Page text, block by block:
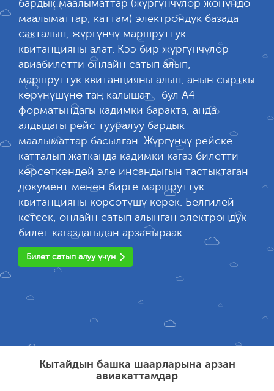
бардык маалыматтар (жүргүнчүлөр жөнүндө
маалыматтар, каттам) электрондук базада
сакталып, жүргүнчү маршруттук
квитанцияны алат. Кээ бир жүргүнчүлөр
авиабилетти онлайн сатып алып,
маршруттук квитанцияны алып, анын сырткы
көрүнүшүнө таң калышат - бул А4
форматындагы кадимки баракта, анда
алдыдагы рейс тууралуу бардык
маалыматтар басылган. Жүргүнчү рейске
катталып жатканда кадимки кагаз билетти
көрсөткөндөй эле инсандыгын тастыктаган
документ менен бирге маршруттук
квитанцияны көрсөтүшү керек. Белгилей
кетсек, онлайн сатып алынган электрондук
билет кагаздагыдан арзаныраак.
Билет сатып алуу үчүн
Кытайдын башка шаарларына арзан
авиакаттамдар